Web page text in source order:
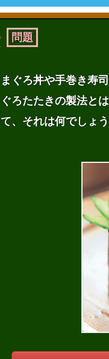
問題
まぐろ丼や手巻き寿
ぐろたたきの製法と
て、それは何でしょう